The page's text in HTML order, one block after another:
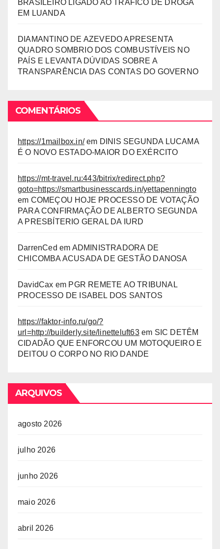
BRASILEIRO LIGADO AO TRÁFICO DE DROGA
EM LUANDA
DIAMANTINO DE AZEVEDO APRESENTA
QUADRO SOMBRIO DOS COMBUSTÍVEIS NO
PAÍS E LEVANTA DÚVIDAS SOBRE A
TRANSPARÊNCIA DAS CONTAS DO GOVERNO
COMENTÁRIOS
https://1mailbox.in/em DINIS SEGUNDA LUCAMA
É O NOVO ESTADO-MAIOR DO EXÉRCITO
https://mt-travel.ru:443/bitrix/redirect.php?
goto=https://smartbusinesscards.in/yettapenningto
em COMEÇOU HOJE PROCESSO DE VOTAÇÃO
PARA CONFIRMAÇÃO DE ALBERTO SEGUNDA
A PRESBÍTERIO GERAL DA IURD
DarrenCed em ADMINISTRADORA DE
CHICOMBA ACUSADA DE GESTÃO DANOSA
DavidCax em PGR REMETE AO TRIBUNAL
PROCESSO DE ISABEL DOS SANTOS
https://faktor-info.ru/go/?
url=http://builderly.site/linetteluft63em SIC DETÊM
CIDADÃO QUE ENFORCOU UM MOTOQUEIRO E
DEITOU O CORPO NO RIO DANDE
ARQUIVOS
agosto 2026
julho 2026
junho 2026
maio 2026
abril 2026